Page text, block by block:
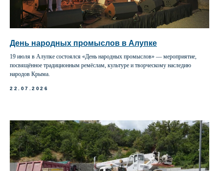
День народных промыслов в Алупке
19 июля в Алупке состоялся «День народных промыслов» — мероприятие,
посвящённое традиционным ремёслам, культуре и творческому наследию
народов Крыма.
22.07.2026